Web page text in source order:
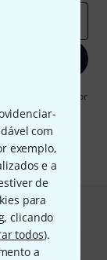
com
exemplo,
e a
de
para
clicando
todos).
a
publicidade por
Você pode
nossadiretriz de